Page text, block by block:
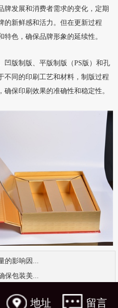
牌发展和消费者需求的变化，定期
的新鲜感和活力。但在更新过程
色，确保品牌形象的延续性。
凹版制版、平版制版（PS版）和孔
不同的印刷工艺和材料，制版过程
保印刷效果的准确性和稳定性。
的影响因...
保包装美...
地址 留言